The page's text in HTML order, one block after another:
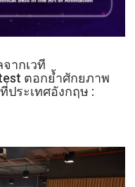
จากเวที
ตอกย้ำศักยภาพ
ประเทศอังกฤษ :